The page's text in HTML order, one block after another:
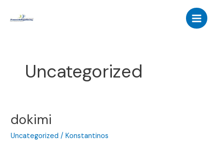
στο
Main
Uncategorized
dokimi
Uncategorized /Konstantinos